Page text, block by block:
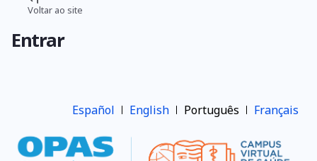
Pular
de
Voltar ao site
Entrar
Español English Português Français